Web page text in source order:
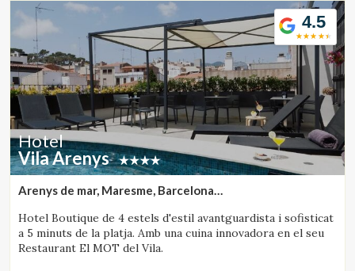
4.5
Hotel
Vila Arenys
Arenys de mar, Maresme, Barcelona
Hotel Boutique de 4 estels d'estil avantguardista i sofisticat
a 5 minuts de la platja. Amb una cuina innovadora en el seu
Restaurant El MOT del Vila.